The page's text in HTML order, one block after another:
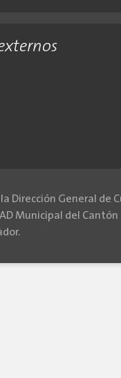
Dirección General de
Municipal del Cantón